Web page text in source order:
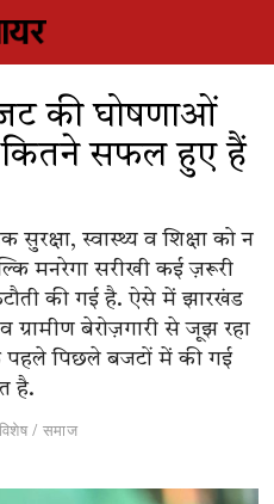
की घोषणाओं
कितने सफल हुए हैं
स्वास्थ्य व शिक्षा को न
मनरेगा सरीखी कई ज़रूरी
की गई है. ऐसे में झारखंड
ग्रामीण बेरोज़गारी से जूझ रहा
पहले पिछले बजटों में की गई
है.
विशेष / समाज